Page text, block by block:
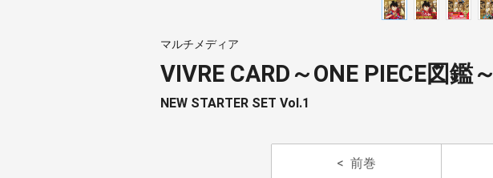
マルチメディア
VIVRE CARD～ONE PIECE図鑑～
NEW STARTER SET Vol.1
前巻